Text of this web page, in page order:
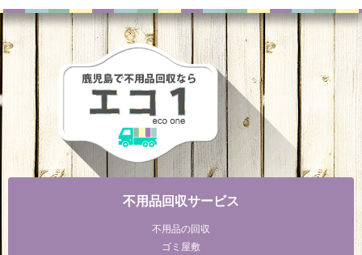
不用品回収サービス
不用品の回収
ゴミ屋敷